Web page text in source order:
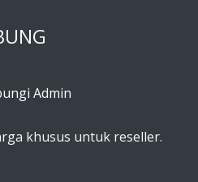
Admin
khusus untuk reseller.